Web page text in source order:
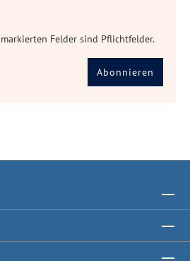
Felder sind Pflichtfelder.
Abonnieren